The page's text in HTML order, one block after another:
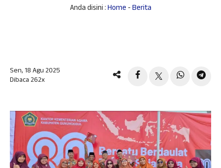
Anda disini :Home -Berita
Sen, 18 Agu 2025
Dibaca 262x